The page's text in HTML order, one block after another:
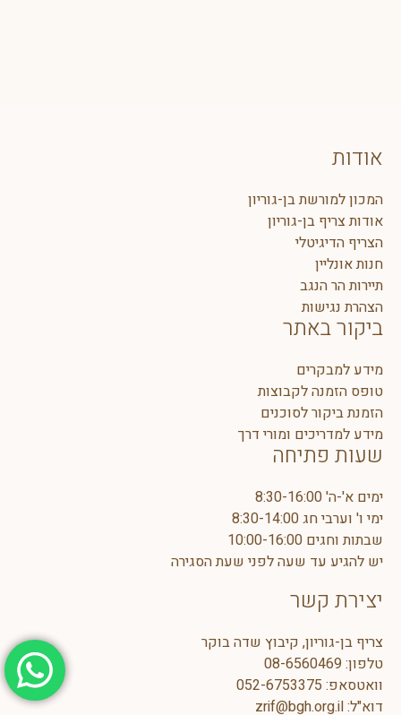
אודות
המכון למורשת בן-גוריון
אודות צריף בן-גוריון
הצריף הדיגיטלי
חנות אונליין
תיירות הר הנגב
הצהרת נגישות
ביקור באתר
מידע למבקרים
טופס הזמנה לקבוצות
הזמנת ביקור לסוכנים
מידע למדריכים ומורי דרך
שעות פתיחה
ימים א'-ה' 8:30-16:00
ימי ו' וערבי חג 8:30-14:00
שבתות וחגים 10:00-16:00
יש להגיע עד שעה לפני שעת הסגירה
יצירת קשר
צריף בן-גוריון, קיבוץ שדה בוקר
טלפון:08-6560469
וואטסאפ: 052-6753375
דוא"ל:zrif@bgh.org.il